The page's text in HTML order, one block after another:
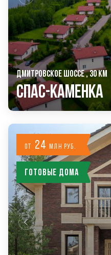
ДМИТРОВСКОЕ ШОССЕ , 30 КМ
Спас-Каменка
от 24млн руб.
Готовые дома